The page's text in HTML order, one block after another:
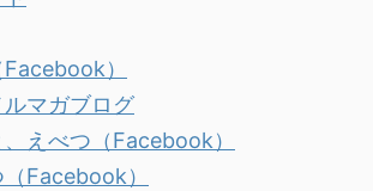
）
マガブログ
えべつ（Facebook）
Facebook）